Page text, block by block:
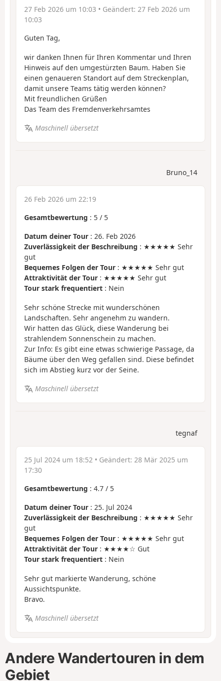
27 Feb 2026 um 10:03 • Geändert: 27 Feb 2026 um
10:03
Guten Tag,
wir danken Ihnen für Ihren Kommentar und Ihren
Hinweis auf den umgestürzten Baum. Haben Sie
einen genaueren Standort auf dem Streckenplan,
damit unsere Teams tätig werden können?
Mit freundlichen Grüßen
Das Team des Fremdenverkehrsamtes
Maschinell übersetzt
Bruno_14
26 Feb 2026 um 22:19
Gesamtbewertung : 5 / 5
Datum deiner Tour : 26. Feb 2026
Zuverlässigkeit der Beschreibung : ★★★★★ Sehr
gut
Bequemes Folgen der Tour : ★★★★★ Sehr gut
Attraktivität der Tour : ★★★★★ Sehr gut
Tour stark frequentiert : Nein
Sehr schöne Strecke mit wunderschönen
Landschaften. Sehr angenehm zu wandern.
Wir hatten das Glück, diese Wanderung bei
strahlendem Sonnenschein zu machen.
Zur Info: Es gibt eine etwas schwierige Passage, da
Bäume über den Weg gefallen sind. Diese befindet
sich im Abstieg kurz vor der Seine.
Maschinell übersetzt
tegnaf
25 Jul 2024 um 18:52 • Geändert: 28 Mär 2025 um
17:30
Gesamtbewertung : 4.7 / 5
Datum deiner Tour : 25. Jul 2024
Zuverlässigkeit der Beschreibung : ★★★★★ Sehr
gut
Bequemes Folgen der Tour : ★★★★★ Sehr gut
Attraktivität der Tour : ★★★★☆ Gut
Tour stark frequentiert : Nein
Sehr gut markierte Wanderung, schöne
Aussichtspunkte.
Bravo.
Maschinell übersetzt
Andere Wandertouren in dem
Gebiet